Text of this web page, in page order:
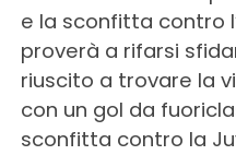
e la sconfitta contro
proverà a rifarsi
riuscito a trovare la
con un gol da
sconfitta contro la